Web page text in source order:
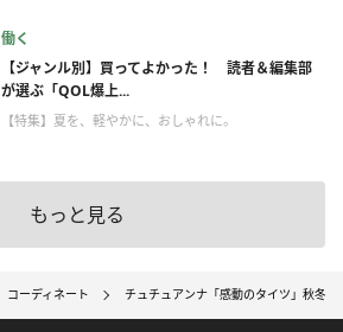
働く
【ジャンル別】買ってよかった！ 読者＆編集部
が選ぶ「QOL爆上...
【特集】夏を、軽やかに、おしゃれに。
もっと見る
コーディネート チュチュアンナ「感動のタイツ」秋冬ス